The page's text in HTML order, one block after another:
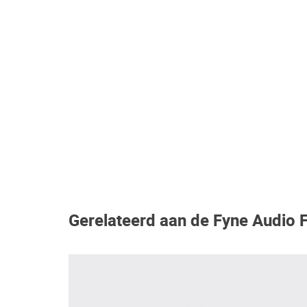
Gerelateerd aan de Fyne Audio